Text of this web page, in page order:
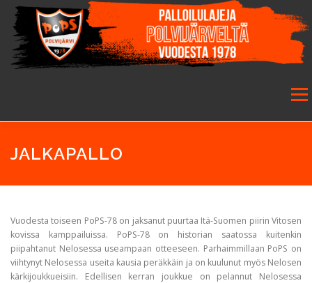
Siirry
sisältöön
ETUSIVU SEURA
GALLERIA
JALKAPALLO
Vuodesta toiseen PoPS-78 on jaksanut puurtaa Itä-Suomen piirin Vitosen
kovissa kamppailuissa. PoPS-78 on historian saatossa kuitenkin
piipahtanut Nelosessa useampaan otteeseen. Parhaimmillaan PoPS on
viihtynyt Nelosessa useita kausia peräkkäin ja on kuulunut myös Nelosen
kärkijoukkueisiin. Edellisen kerran joukkue on pelannut Nelosessa